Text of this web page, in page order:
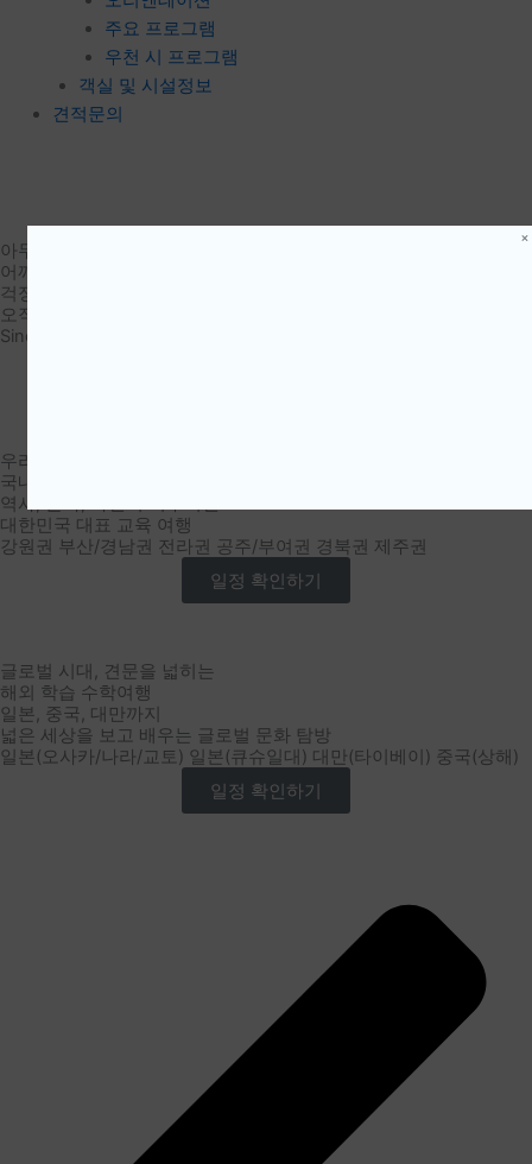
주요 프로그램
우천 시 프로그램
객실 및 시설정보
견적문의
아무 걱정 없이
어깨동무하던 그 시절처럼
걱정 없는 여행, 빈틈 없는 여행 시스템
오직 어깨동무입니다.
Since 1992 수학여행, 본질을 찾다
우리 땅, 우리 역사를 만나는
국내 학습 수학여행
역사, 문화, 자연이 어우러진
대한민국 대표 교육 여행
강원권 부산/경남권 전라권 공주/부여권 경북권 제주권
일정 확인하기
글로벌 시대, 견문을 넓히는
해외 학습 수학여행
일본, 중국, 대만까지
넓은 세상을 보고 배우는 글로벌 문화 탐방
일본(오사카/나라/교토) 일본(큐슈일대) 대만(타이베이) 중국(상해)
일정 확인하기